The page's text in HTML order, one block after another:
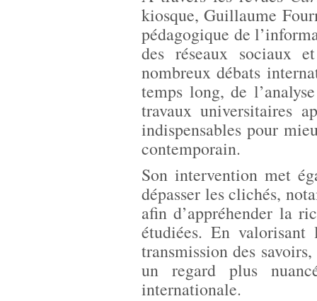
kiosque, Guillaume
pédagogique de
des réseaux sociaux
nombreux débats
temps long, de
travaux universitaires
indispensables pour
contemporain.
Son intervention met
dépasser les clichés,
afin d’appréhender la
étudiées. En
transmission des
un regard plus
internationale.